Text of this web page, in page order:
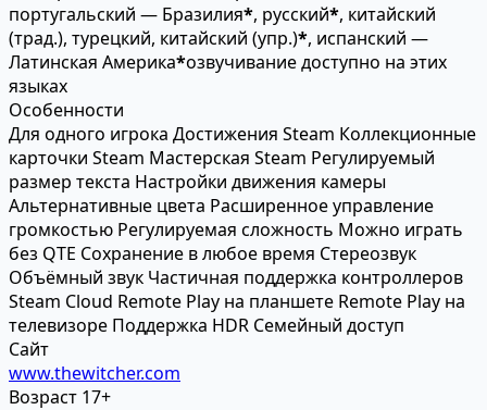
португальский — Бразилия*, русский*, китайский
(трад.), турецкий, китайский (упр.)*, испанский —
Латинская Америка*озвучивание доступно на этих
языках
Особенности
Для одного игрока Достижения Steam Коллекционные
карточки Steam Мастерская Steam Регулируемый
размер текста Настройки движения камеры
Альтернативные цвета Расширенное управление
громкостью Регулируемая сложность Можно играть
без QTE Сохранение в любое время Стереозвук
Объёмный звук Частичная поддержка контроллеров
Steam Cloud Remote Play на планшете Remote Play на
телевизоре Поддержка HDR Семейный доступ
Сайт
www.thewitcher.com
Возраст 17+